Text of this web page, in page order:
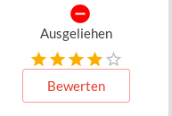
Ausgeliehen
Bewerten